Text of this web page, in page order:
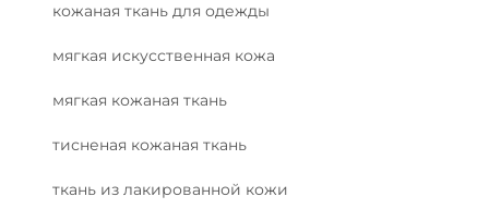
кожаная ткань для одежды
мягкая искусственная кожа
мягкая кожаная ткань
тисненая кожаная ткань
ткань из лакированной кожи